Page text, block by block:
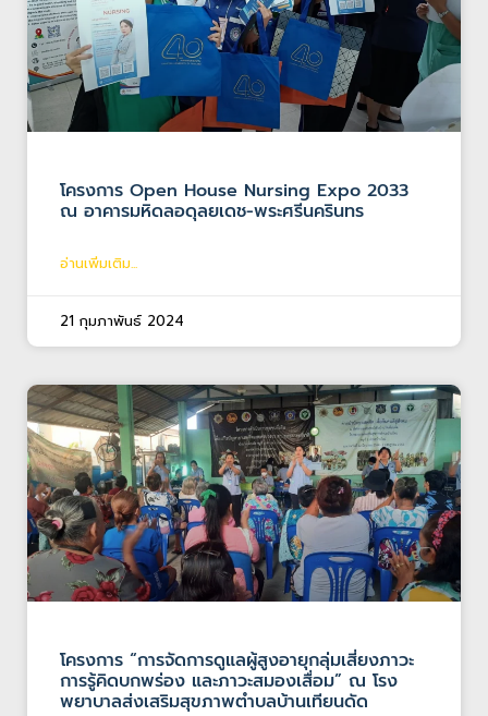
โครงการ Open House Nursing Expo 2033
ณ อาคารมหิดลอดุลยเดช-พระศรีนครินทร
อ่านเพิ่มเติม...
21 กุมภาพันธ์ 2024
โครงการ “การจัดการดูแลผู้สูงอายุกลุ่มเสี่ยงภาวะ
การรู้คิดบกพร่อง และภาวะสมองเสื่อม” ณ โรง
พยาบาลส่งเสริมสุขภาพตำบลบ้านเทียนดัด